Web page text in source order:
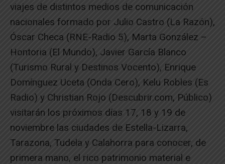
viajes de distintos medios de comunicación
nacionales formado por Julio Castro (La Razón),
Óscar Checa (RNE-Radio 5), Marta González –
Hontoria (El Mundo), Javier García Blanco
(Turismo Rural y Destinos Vocento), Enrique
Domínguez Uceta (Onda Cero), Kelu Robles (Es
Radio) y Christian Rojo (Descubrir.com, Público)
visitarán los próximos días 17, 18 y 19 de
noviembre las ciudades de Estella-Lizarra,
Tarazona, Tudela y Calahorra para conocer, de
primera mano, el rico patrimonio material e